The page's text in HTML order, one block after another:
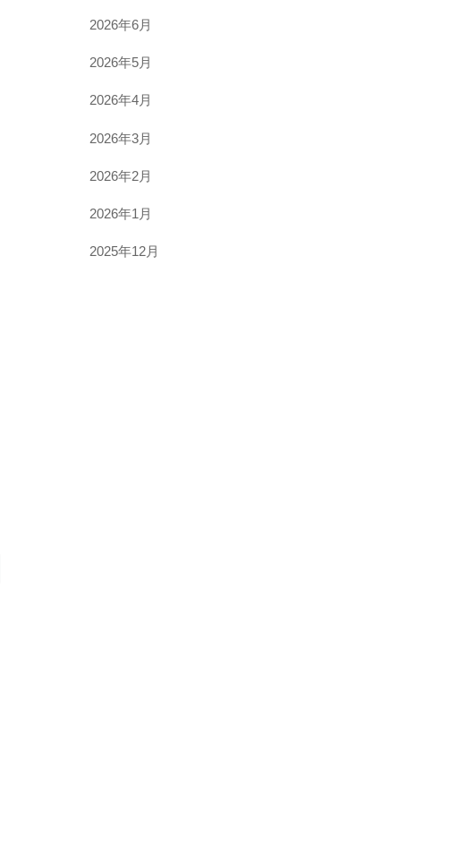
2026年6月
2026年5月
2026年4月
2026年3月
2026年2月
2026年1月
2025年12月